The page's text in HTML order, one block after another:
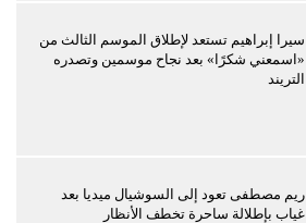
سيرا إبراهيم تستعد لإطلاق الموسم الثالث من
«اسمعني شكرًا» بعد نجاح موسمين وتصدره
التريند
ريم مصطفى تعود إلى السوشيال ميديا بعد
غياب بإطلالة ساحرة تخطف الأنظار